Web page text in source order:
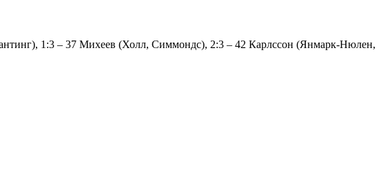
1:3 – 37 Михеев (Холл, Симмондс), 2:3 – 42 Карлссон (Янмарк-Нюлен,